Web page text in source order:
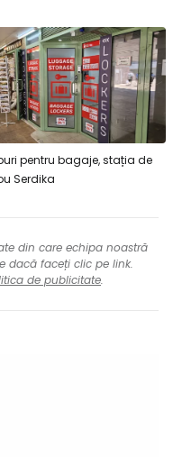
pentru bagaje, stația de
Serdika
din care echipa noastră
dacă faceți clic pe link.
de publicitate.